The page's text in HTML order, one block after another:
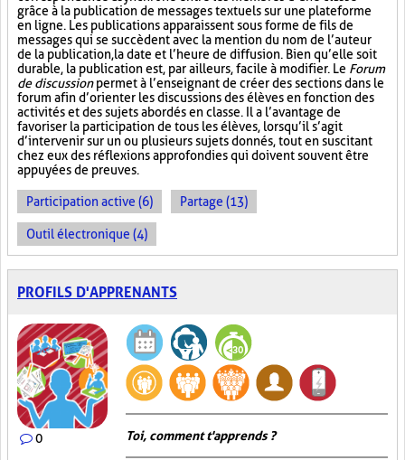
grâce à la publication de messages textuels sur une plateforme
en ligne. Les publications apparaissent sous forme de fils de
messages qui se succèdent avec la mention du nom de l’auteur
de la publication, la date et l’heure de diffusion. Bien qu’elle soit
durable, la publication est, par ailleurs, facile à modifier. Le Forum
de discussionpermet à l’enseignant de créer des sections dans le
forum afin d’orienter les discussions des élèves en fonction des
activités et des sujets abordés en classe. Il a l’avantage de
favoriser la participation de tous les élèves, lorsqu’il s’agit
d’intervenir sur un ou plusieurs sujets donnés, tout en suscitant
chez eux des réflexions approfondies qui doivent souvent être
appuyées de preuves.
Participation active (6) Partage (13)
Outil électronique (4)
PROFILS D'APPRENANTS
0 Toi, comment t'apprends ?